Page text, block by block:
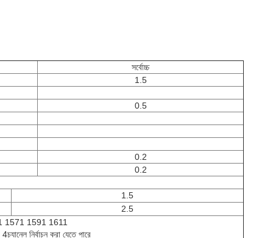
সর্বোচ্চ
1.5
0.5
0.2
0.2
1.5
2.5
1571 1591 1611
নির্বাচন করা যেতে পারে